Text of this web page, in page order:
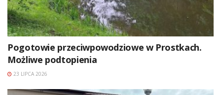
Pogotowie przeciwpowodziowe w Prostkach.
Możliwe podtopienia
23 LIPCA 2026